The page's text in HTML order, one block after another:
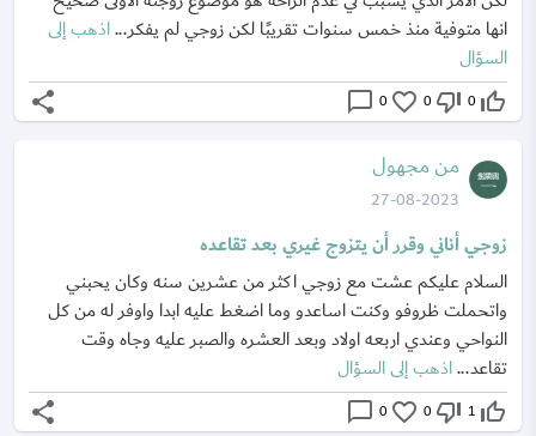
انها متوفية منذ خمس سنوات تقريبًا لكن زوجي لم يفكر...اذهب إلى
السؤال
thumb_up_off_alt
0
thumb_down_off_alt
0
favorite_border
0
chat_bubble_outline
share
من مجهول
27-08-2023
زوجي أناني وقرر أن يتزوج غيري بعد تقاعده
السلام عليكم عشت مع زوجي اكثر من عشرين سنه وكان يحبني
واتحملت ظروفو وكنت اساعدو وما اضغط عليه ابدا واوفر له من كل
النواحي وعندي اربعه اولاد وبعد العشره والصبر عليه وجاه وقت
تقاعد...اذهب إلى السؤال
thumb_up_off_alt
1
thumb_down_off_alt
0
favorite_border
0
chat_bubble_outline
share